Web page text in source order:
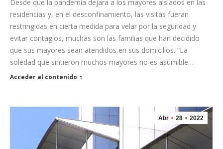
Desde que la pandemia dejara a los mayores aislados en las
residencias y, en el desconfinamiento, las visitas fueran
restringidas en cierta medida para velar por la seguridad y
evitar contagios, muchas son las familias que han decidido
que sus mayores sean atendidos en sus domicilios. “La
soledad que sintieron muchos mayores no es asumible…
Acceder al contenido
Abr 28 2022